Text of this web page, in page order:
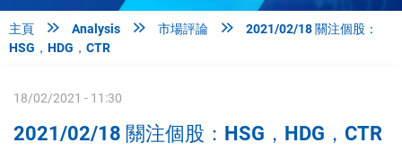
主頁  Analysis  市場評論 
2021/02/18 關注個股：
HSG，HDG，CTR
18/02/2021 - 11:30
2021/02/18 關注個股：HSG，HDG，CTR